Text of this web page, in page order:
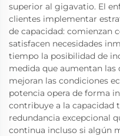
superior al gigavatio. El
clientes implementar
de capacidad: comienzan
satisfacen necesidades
tiempo la posibilidad de
medida que aumentan las
mejoran las condiciones
potencia opera de forma
contribuye a la capacidad
redundancia excepcional
continua incluso si algún